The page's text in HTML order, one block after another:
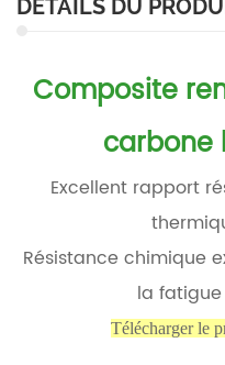
DÉTAILS DU
Composite
carbone
Excellent rapport
Résistance chimique
la
Télécharger le